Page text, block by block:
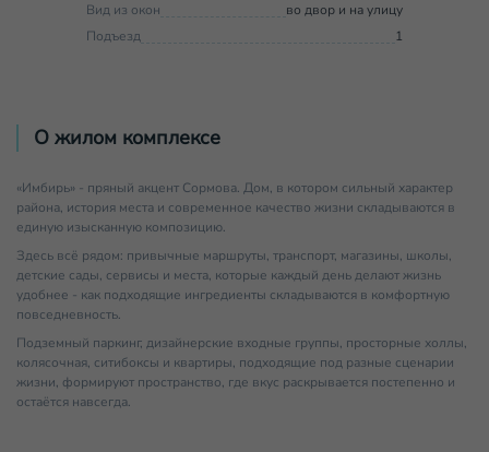
Вид из окон
во двор и на улицу
Подъезд
1
О жилом комплексе
«Имбирь» - пряный акцент Сормова. Дом, в котором сильный характер
района, история места и современное качество жизни складываются в
единую изысканную композицию.
Здесь всё рядом: привычные маршруты, транспорт, магазины, школы,
детские сады, сервисы и места, которые каждый день делают жизнь
удобнее - как подходящие ингредиенты складываются в комфортную
повседневность.
Подземный паркинг, дизайнерские входные группы, просторные холлы,
колясочная, ситибоксы и квартиры, подходящие под разные сценарии
жизни, формируют пространство, где вкус раскрывается постепенно и
остаётся навсегда.